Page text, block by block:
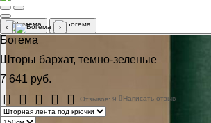
‹ ›
Богема
Шторы бархат, темно-зеленые
7 641 руб.
Отзывов: 9 Написать отзыв